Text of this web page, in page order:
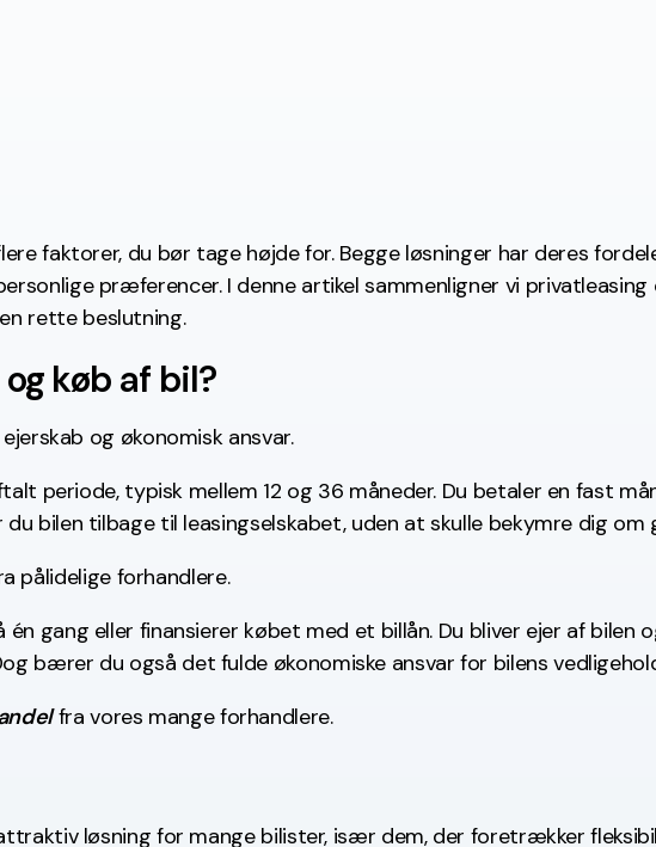
faktorer, du bør tage højde for. Begge løsninger har deres
præferencer. I denne artikel sammenligner vi
rette beslutning.
køb af bil?
og økonomisk ansvar.
periode, typisk mellem 12 og 36 måneder. Du betaler en fast
bilen tilbage til leasingselskabet, uden at skulle bekymre dig
pålidelige forhandlere.
gang eller finansierer købet med et billån. Du bliver ejer af bilen
bærer du også det fulde økonomiske ansvar for bilens
fra vores mange forhandlere.
løsning for mange bilister, især dem, der foretrækker